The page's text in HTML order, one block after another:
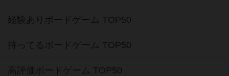
経験ありボードゲーム TOP50
持ってるボードゲーム TOP50
高評価ボードゲーム TOP50